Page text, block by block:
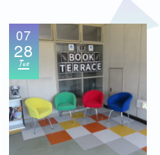
07
28
Tue